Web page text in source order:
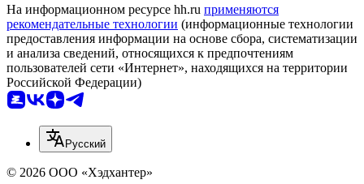
На информационном ресурсе hh.ru применяются
рекомендательные технологии (информационные технологии
предоставления информации на основе сбора, систематизации
и анализа сведений, относящихся к предпочтениям
пользователей сети «Интернет», находящихся на территории
Российской Федерации)
Русский
© 2026 ООО «Хэдхантер»